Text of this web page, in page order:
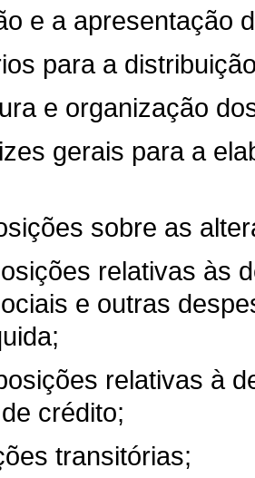
e a apresentação
para a
e organização
gerais para a
sobre as
relativas às
e outras
relativas à
crédito;
transitórias;